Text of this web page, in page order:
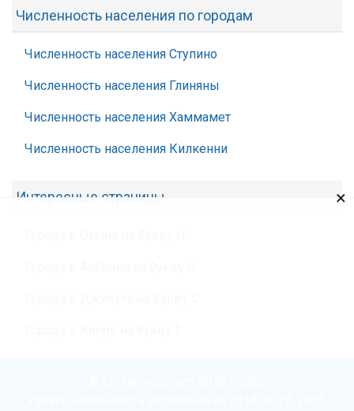
Численность населения по городам
Численность населения Ступино
Численность населения Глиняны
Численность населения Хаммамет
Численность населения Килкенни
Интересные страницы ×